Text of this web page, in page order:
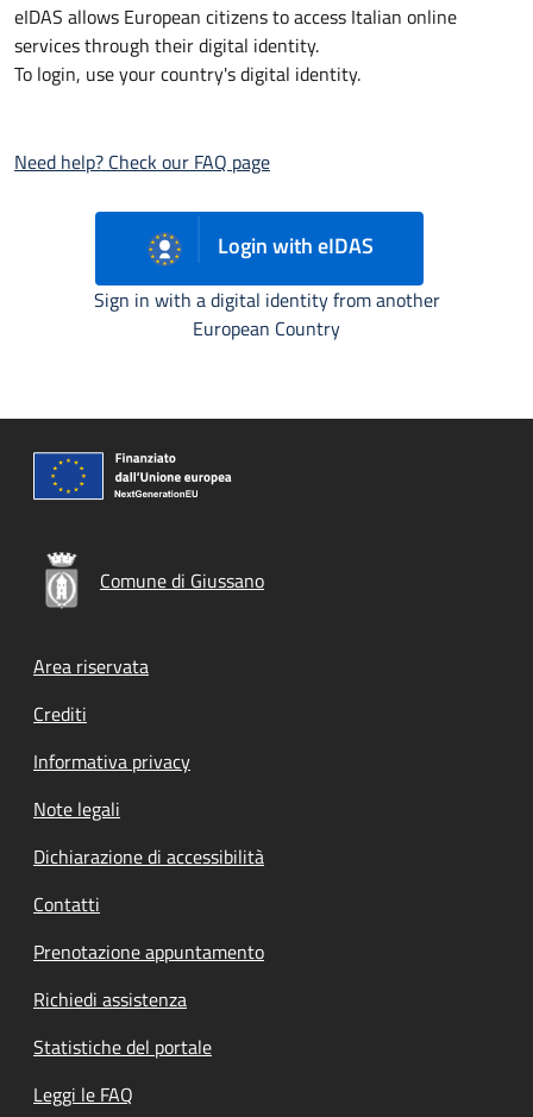
eIDAS allows European citizens to access Italian online
services through their digital identity.
To login, use your country's digital identity.
Need help? Check our FAQ page
Login with eIDAS
Sign in with a digital identity from another
European Country
Comune di Giussano
Footer menu
Area riservata
Crediti
Informativa privacy
Note legali
Dichiarazione di accessibilità
Contatti
Prenotazione appuntamento
Richiedi assistenza
Statistiche del portale
Leggi le FAQ